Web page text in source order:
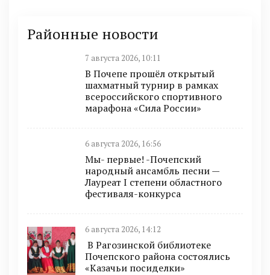
Районные новости
7 августа 2026, 10:11
В Почепе прошёл открытый
шахматный турнир в рамках
всероссийского спортивного
марафона «Сила России»
6 августа 2026, 16:56
Мы- первые! -Почепский
народный ансамбль песни —
Лауреат I степени областного
фестиваля-конкурса
6 августа 2026, 14:12
В Рагозинской библиотеке
Почепского района состоялись
«Казачьи посиделки»